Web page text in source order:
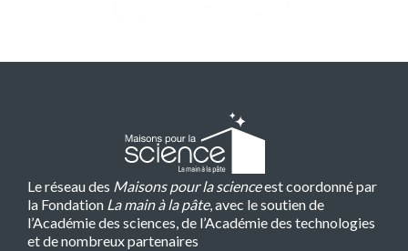
Le réseau des Maisons pour la scienceest coordonné par
la Fondation La main à la pâte, avec le soutien de
l’Académie des sciences, de l’Académie des technologies
et de nombreux partenaires